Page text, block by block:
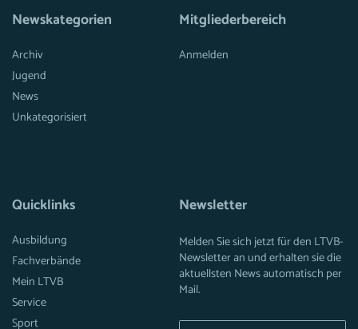
Newskategorien
Archiv
Jugend
News
Unkategorisiert
Mitgliederbereich
Anmelden
Quicklinks
Ausbildung
Fachverbände
Mein LTVB
Service
Sport
Newsletter
Melden Sie sich jetzt für den LTVB-
Newsletter an und erhalten sie die
aktuellsten News automatisch per
Mail.